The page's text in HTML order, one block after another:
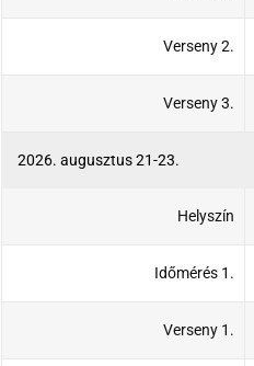
Verseny 2.
Verseny 3.
2026. augusztus 21-23.
Helyszín
Időmérés 1.
Verseny 1.